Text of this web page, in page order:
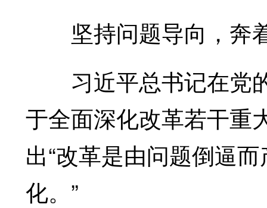
坚持问题导向，奔
习近平总书记在党
于全面深化改革若干重
出“改革是由问题倒逼
化。”